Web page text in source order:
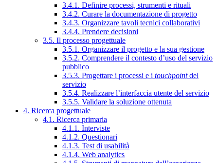
3.4.1. Definire processi, strumenti e rituali
3.4.2. Curare la documentazione di progetto
3.4.3. Organizzare tavoli tecnici collaborativi
3.4.4. Prendere decisioni
3.5. Il processo progettuale
3.5.1. Organizzare il progetto e la sua gestione
3.5.2. Comprendere il contesto d’uso del servizio
pubblico
3.5.3. Progettare i processi e i touchpointdel
servizio
3.5.4. Realizzare l’interfaccia utente del servizio
3.5.5. Validare la soluzione ottenuta
4. Ricerca progettuale
4.1. Ricerca primaria
4.1.1. Interviste
4.1.2. Questionari
4.1.3. Test di usabilità
4.1.4. Web analytics